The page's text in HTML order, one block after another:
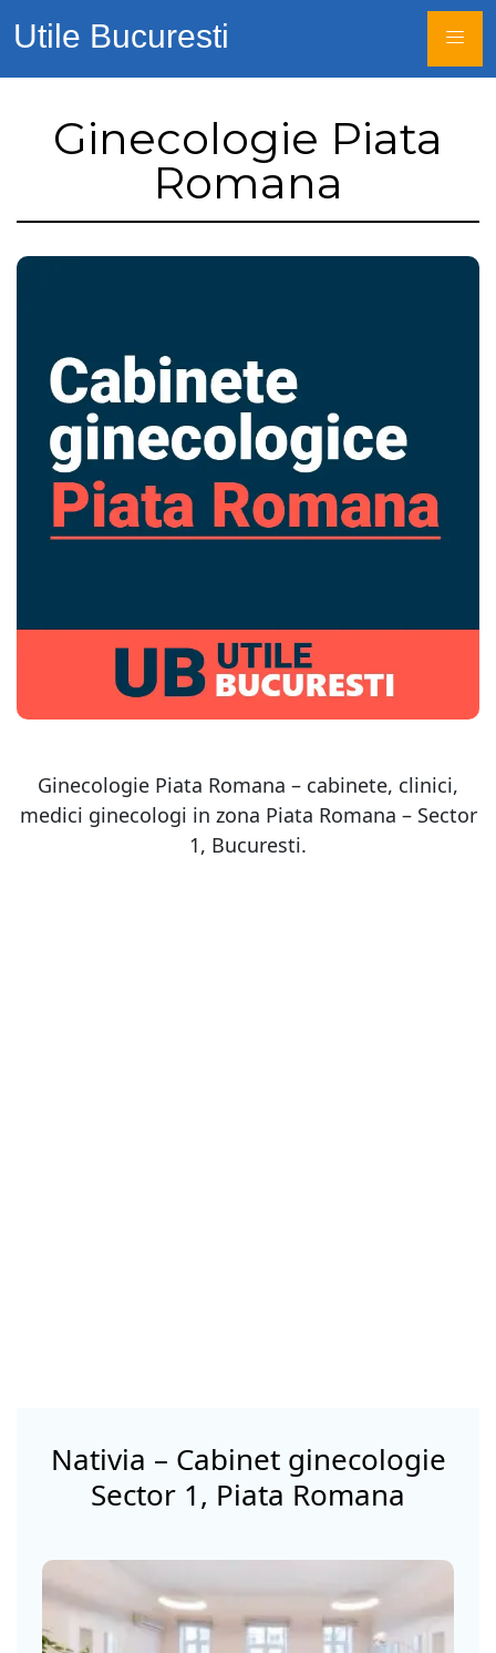
Utile Bucuresti
Ginecologie Piata
Romana
Ginecologie Piata Romana – cabinete, clinici,
medici ginecologi in zona Piata Romana – Sector
1, Bucuresti.
Nativia – Cabinet ginecologie
Sector 1, Piata Romana